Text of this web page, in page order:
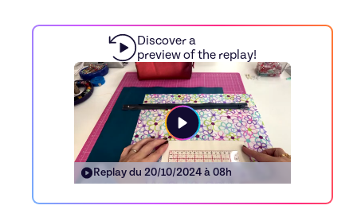
Discover a
preview of the replay!
Replay du 20/10/2024 à 08h